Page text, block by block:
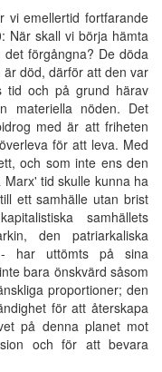
vi emellertid fortfarande
När skall vi börja hämta
förgångna? De döda
död, därför att den var
tid och på grund härav
materiella nöden. Det
med är att friheten
för att leva. Med
och som inte ens den
tid skulle kunna ha
ett samhälle utan brist
samhällets
den patriarkaliska
- har uttömts på sina
bara önskvärd såsom
proportioner; den
för att återskapa
på denna planet mot
och för att bevara